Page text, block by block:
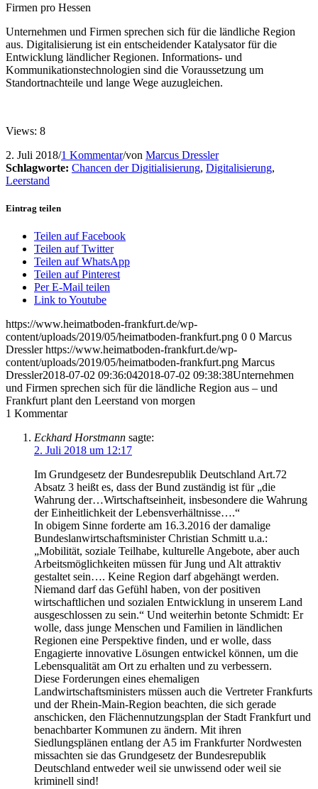
Firmen pro Hessen
Unternehmen und Firmen sprechen sich für die ländliche Region
aus. Digitalisierung ist ein entscheidender Katalysator für die
Entwicklung ländlicher Regionen. Informations- und
Kommunikationstechnologien sind die Voraussetzung um
Standortnachteile und lange Wege auzugleichen.
Views: 8
2. Juli 2018/1 Kommentar/von Marcus Dressler
Schlagworte: Chancen der Digitialisierung, Digitalisierung,
Leerstand
Eintrag teilen
Teilen auf Facebook
Teilen auf Twitter
Teilen auf WhatsApp
Teilen auf Pinterest
Per E-Mail teilen
Link to Youtube
https://www.heimatboden-frankfurt.de/wp-
content/uploads/2019/05/heimatboden-frankfurt.png 0 0 Marcus
Dressler https://www.heimatboden-frankfurt.de/wp-
content/uploads/2019/05/heimatboden-frankfurt.png Marcus
Dressler2018-07-02 09:36:042018-07-02 09:38:38Unternehmen
und Firmen sprechen sich für die ländliche Region aus – und
Frankfurt plant den Leerstand von morgen
1 Kommentar
Eckhard Horstmann sagte:
2. Juli 2018 um 12:17
Im Grundgesetz der Bundesrepublik Deutschland Art.72
Absatz 3 heißt es, dass der Bund zuständig ist für „die
Wahrung der…Wirtschaftseinheit, insbesondere die Wahrung
der Einheitlichkeit der Lebensverhältnisse….“
In obigem Sinne forderte am 16.3.2016 der damalige
Bundeslanwirtschaftsminister Christian Schmitt u.a.:
„Mobilität, soziale Teilhabe, kulturelle Angebote, aber auch
Arbeitsmöglichkeiten müssen für Jung und Alt attraktiv
gestaltet sein…. Keine Region darf abgehängt werden.
Niemand darf das Gefühl haben, von der positiven
wirtschaftlichen und sozialen Entwicklung in unserem Land
ausgeschlossen zu sein.“ Und weiterhin betonte Schmidt: Er
wolle, dass junge Menschen und Familien in ländlichen
Regionen eine Perspektive finden, und er wolle, dass
Engagierte innovative Lösungen entwickel können, um die
Lebensqualität am Ort zu erhalten und zu verbessern.
Diese Forderungen eines ehemaligen
Landwirtschaftsministers müssen auch die Vertreter Frankfurts
und der Rhein-Main-Region beachten, die sich gerade
anschicken, den Flächennutzungsplan der Stadt Frankfurt und
benachbarter Kommunen zu ändern. Mit ihren
Siedlungsplänen entlang der A5 im Frankfurter Nordwesten
missachten sie das Grundgesetz der Bundesrepublik
Deutschland entweder weil sie unwissend oder weil sie
kriminell sind!